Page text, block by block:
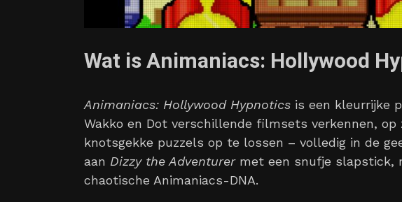
Wat is Animaniacs: Hollywood
Animaniacs: Hollywood Hypnotics is een kleurrijke
Wakko en Dot verschillende filmsets verkennen, op
knotsgekke puzzels op te lossen – volledig in de
aan Dizzy the Adventurermet een snufje slapstick,
chaotische Animaniacs-DNA.